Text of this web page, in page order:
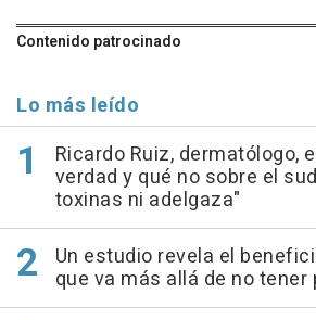
Contenido patrocinado
Lo más leído
Ricardo Ruiz, dermatólogo,
verdad y qué no sobre el
toxinas ni adelgaza"
Un estudio revela el
que va más allá de no tener